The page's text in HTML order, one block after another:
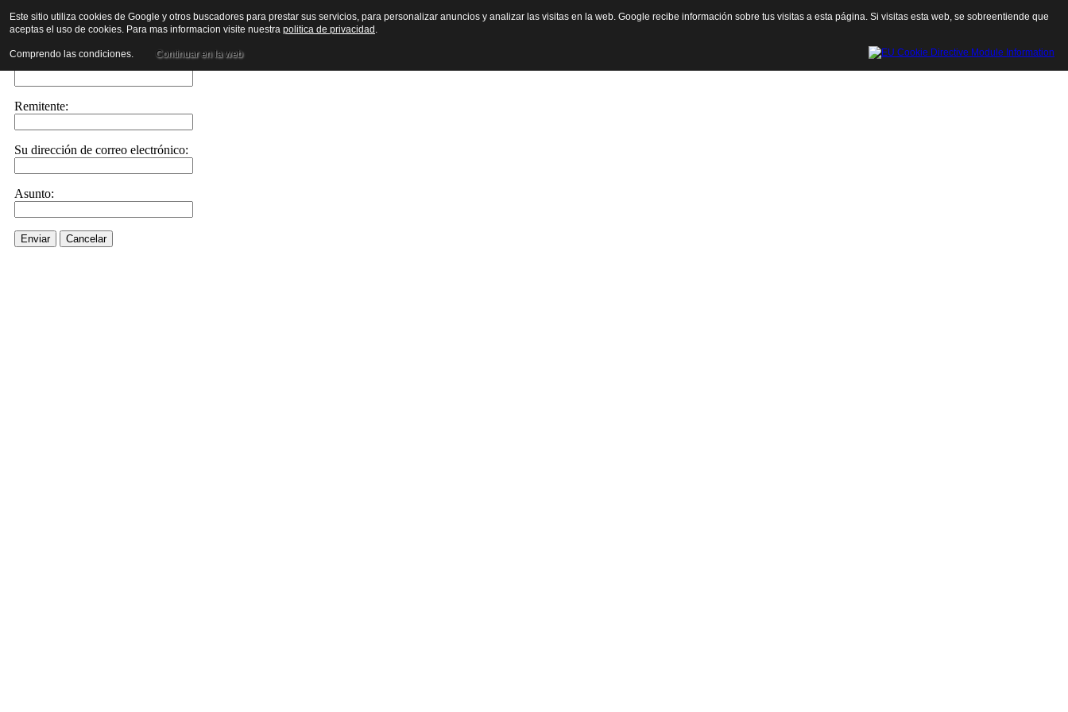
Cerrar esta ventana
Envíe este enlace a un amigo por correo electrónico
Enviar correo electrónico a::
Remitente:
Su dirección de correo electrónico:
Asunto:
Enviar Cancelar
Este sitio utiliza cookies de Google y otros buscadores para prestar sus servicios, para personalizar anuncios y analizar las visitas en la web. Google recibe información sobre tus visitas a esta página. Si visitas esta web, se sobreentiende que
aceptas el uso de cookies. Para mas informacion visite nuestra politica de privacidad .
Comprendo las condiciones. Continuar en la web